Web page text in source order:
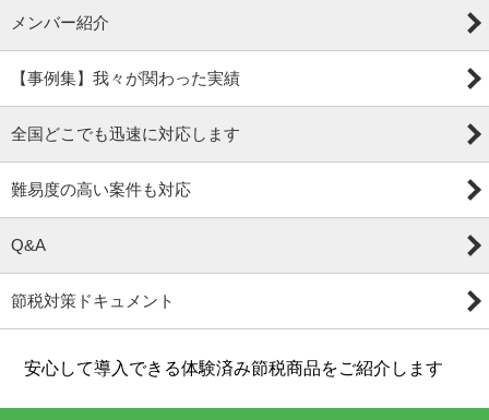
メンバー紹介
【事例集】我々が関わった実績
全国どこでも迅速に対応します
難易度の高い案件も対応
Q&A
節税対策ドキュメント
安心して導入できる体験済み節税商品をご紹介します